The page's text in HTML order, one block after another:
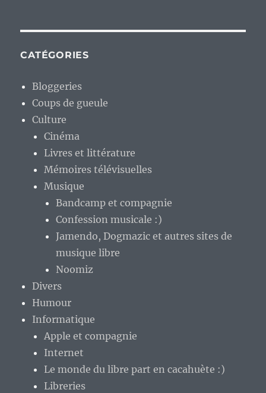
CATÉGORIES
Bloggeries
Coups de gueule
Culture
Cinéma
Livres et littérature
Mémoires télévisuelles
Musique
Bandcamp et compagnie
Confession musicale :)
Jamendo, Dogmazic et autres sites de
musique libre
Noomiz
Divers
Humour
Informatique
Apple et compagnie
Internet
Le monde du libre part en cacahuète :)
Libreries